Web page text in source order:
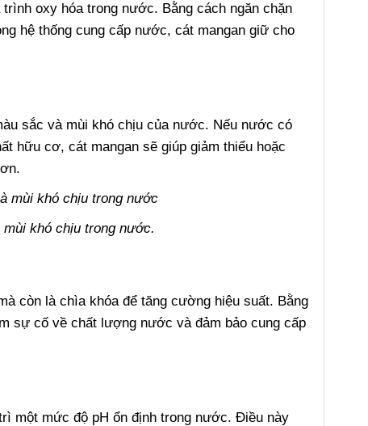
oxy hóa trong nước. Bằng cách ngăn chặn
hệ thống cung cấp nước, cát mangan giữ cho
sắc và mùi khó chịu của nước. Nếu nước có
hữu cơ, cát mangan sẽ giúp giảm thiểu hoặc
khó chịu trong nước.
còn là chìa khóa để tăng cường hiệu suất. Bằng
sự cố về chất lượng nước và đảm bảo cung cấp
một mức độ pH ổn định trong nước. Điều này